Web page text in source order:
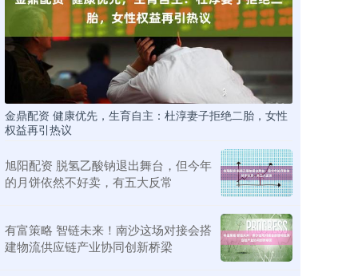
金鼎配资 健康优先，生育自主：杜淳妻子拒绝二胎，女性
权益再引热议
旭阳配资 脱氢乙酸钠退出舞台，但今年
的月饼依然不好卖，有五大反常
有富策略 智链未来！南沙这场对接会搭
建物流供应链产业协同创新桥梁